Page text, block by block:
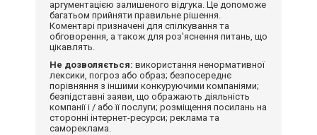
аргументацією залишеного відгука. Це допоможе
багатьом прийняти правильне рішення.
Коментарі призначені для спілкування та
обговорення, а також для роз'яснення питань, що
цікавлять.
Не дозволяється: використання ненормативної
лексики, погроз або образ; безпосереднє
порівняння з іншими конкуруючими компаніями;
безпідставні заяви, що ображають діяльність
компанії і / або її послуги; розміщення посилань на
сторонні інтернет-ресурси; реклама та
самореклама.